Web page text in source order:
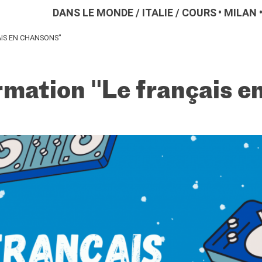
DANS LE MONDE/ ITALIE/ COURS MILAN
EN CHANSONS"
"Le français